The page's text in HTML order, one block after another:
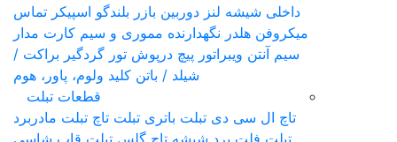
داخلی شیشه لنز دوربین بازر بلندگو اسپیکر تماس
میکروفن هلدر نگهدارنده مموری و سیم کارت مدار
سیم آنتن ویبراتور پیچ درپوش تور گردگیر براکت /
شیلد / باتن کلید ولوم، پاور، هوم
قطعات تبلت
تاچ ال سی دی تبلت باتری تبلت تاچ تبلت مادربرد
تبلت فلت برد شیشه تاچ گلس تبلت قاب شاسی